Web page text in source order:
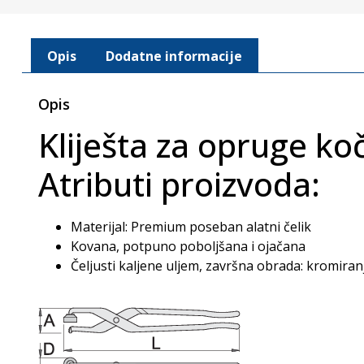
Opis Dodatne informacije
Opis
Kliješta za opruge
Atributi proizvoda:
Materijal: Premium poseban alatni čelik
Kovana, potpuno poboljšana i ojačana
Čeljusti kaljene uljem, završna obrada: